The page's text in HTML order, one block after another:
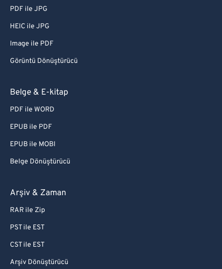
PDF ile JPG
HEIC ile JPG
Image ile PDF
Görüntü Dönüştürücü
Belge & E-kitap
PDF ile WORD
EPUB ile PDF
EPUB ile MOBI
Belge Dönüştürücü
Arşiv & Zaman
RAR ile Zip
PST ile EST
CST ile EST
Arşiv Dönüştürücü